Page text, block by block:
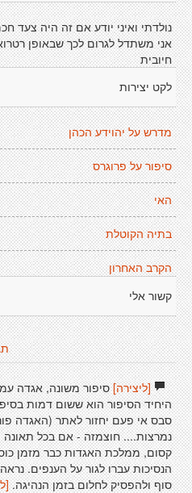
נולדתי ואיני יודע אם זה היה צעד
אני משתדל לגרום לכך שבאופן
חיובית
לקט יצירות
מדרש על יהוידע הכהן
סיפור על פרוגרס
האי
בתיה הקוטלת
הקרב האחרון
קשור אלי
[ליצירה]סיפור משונה, אגדה
היחיד הסיפור הוא ששום דמות
סבס אי פעם יחזור לאתר (האגדה
נמרצות.... חוצמזה - אם בכל
קסום, ממלכת האגדות כבר מזמן
הנסיכות עברו לגור על הענפים.
סוף ולהפסיק לחלום בזמן הנהיגה.